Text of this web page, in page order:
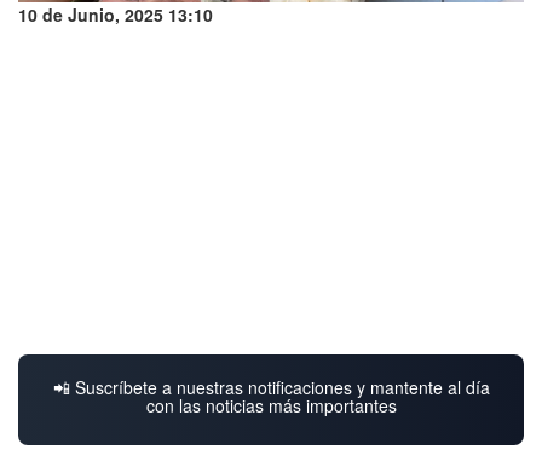
10 de Junio, 2025 13:10
📲 Suscríbete a nuestras notificaciones y mantente al día
con las noticias más importantes